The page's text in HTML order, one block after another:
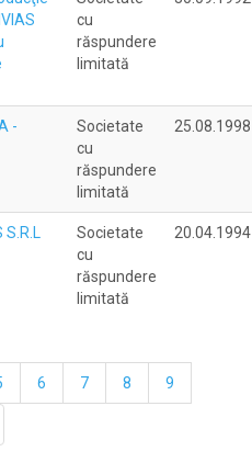
cu
răspundere
limitată
-
Societate
cu
răspundere
limitată
25.08.1998
Societate
cu
răspundere
limitată
20.04.1994
6 7 8 9